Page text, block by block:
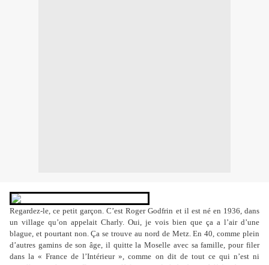
Regardez-le, ce petit garçon. C’est Roger Godfrin et il est né en 1936, dans
un village qu’on appelait Charly. Oui, je vois bien que ça a l’air d’une
blague, et pourtant non. Ça se trouve au nord de Metz. En 40, comme plein
d’autres gamins de son âge, il quitte la Moselle avec sa famille, pour filer
dans la « France de l’Intérieur », comme on dit de tout ce qui n’est ni